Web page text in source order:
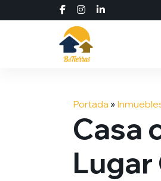
Portada »
Сasa
Lugar